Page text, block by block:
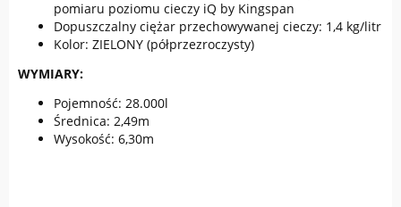
pomiaru poziomu cieczy iQ by Kingspan
Dopuszczalny ciężar przechowywanej cieczy: 1,4 kg/litr
Kolor: ZIELONY (półprzezroczysty)
WYMIARY:
Pojemność: 28.000l
Średnica: 2,49m
Wysokość: 6,30m